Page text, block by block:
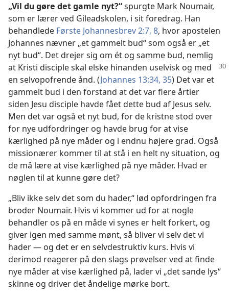
„Vil du gøre det gamle nyt?“spurgte Mark Noumair,
som er lærer ved Gileadskolen, i sit foredrag. Han
behandlede Første Johannesbrev 2:7, 8, hvor apostelen
Johannes nævner „et gammelt bud“ som også er „et
nyt bud“. Det drejer sig om ét og samme bud, nemlig
at Kristi disciple skal elske hinanden uselvisk og med
en selvopofrende ånd. (Johannes 13:34, 35) Det var et
gammelt bud i den forstand at det var flere årtier
siden Jesu disciple havde fået dette bud af Jesus selv.
Men det var også et nyt bud, for de kristne stod over
for nye udfordringer og havde brug for at vise
kærlighed på nye måder og i endnu højere grad. Også
missionærer kommer til at stå i en helt ny situation, og
de må lære at vise kærlighed på nye måder. Hvad er
nøglen til at kunne gøre det?
„Bliv ikke selv det som du hader,“ lød opfordringen fra
broder Noumair. Hvis vi kommer ud for at nogle
behandler os på en måde vi synes er helt forkert, og
giver igen med samme mønt, så bliver vi selv det vi
hader — og det er en selvdestruktiv kurs. Hvis vi
derimod reagerer på den slags prøvelser ved at finde
nye måder at vise kærlighed på, lader vi „det sande lys“
skinne og driver det åndelige mørke bort.